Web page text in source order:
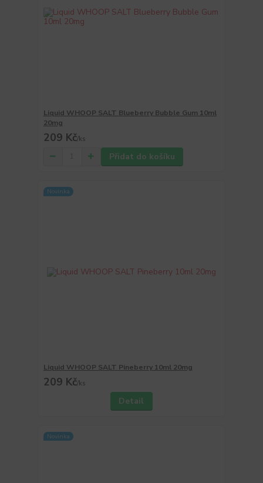
Liquid WHOOP SALT Blueberry Bubble Gum 10ml
20mg
209 Kč/ks
Přidat do košíku
Novinka
Liquid WHOOP SALT Pineberry 10ml 20mg
209 Kč/ks
Detail
Novinka